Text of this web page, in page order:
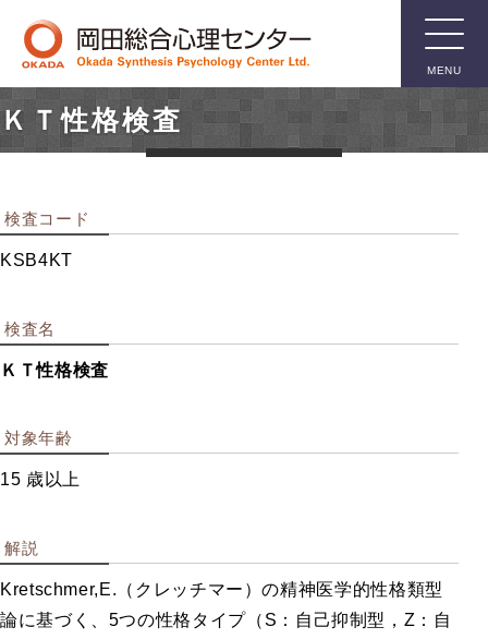
ＫＴ性格検査
検査コード
KSB4KT
検査名
ＫＴ性格検査
対象年齢
15 歳以上
解説
Kretschmer,E.（クレッチマー）の精神医学的性格類型
論に基づく、5つの性格タイプ（S：自己抑制型，Z：自
MENU
臨床用検
査
知能検査
言語関係検査
箱庭療法用具
査